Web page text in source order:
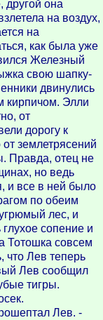
другой она
на воздух,
на
как была уже
Железный
свою шапку-
двинулись
кирпичом. Элли
от
дорогу к
землетрясений
Правда, отец не
но ведь
и все в ней было
по обеим
лес, и
сопение и
Тотошка совсем
что Лев теперь
Лев сообщил
тигры.
Лев. -